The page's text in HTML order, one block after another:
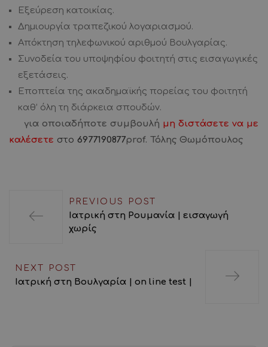
Εξεύρεση κατοικίας.
Δημιουργία τραπεζικού λογαριασμού.
Απόκτηση τηλεφωνικού αριθμού Βουλγαρίας.
Συνοδεία του υποψηφίου φοιτητή στις εισαγωγικές
εξετάσεις.
Εποπτεία της ακαδημαϊκής πορείας του φοιτητή
καθ’ όλη τη διάρκεια σπουδών.
για οποιαδήποτε συμβουλή μη διστάσετε να με
καλέσετε στο 6977190877prof. Τόλης Θωμόπουλος
PREVIOUS POST
Ιατρική στη Ρουμανία | εισαγωγή
χωρίς
NEXT POST
Ιατρική στη Βουλγαρία | on line test |